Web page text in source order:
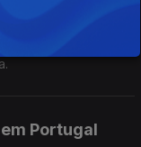
Portugal